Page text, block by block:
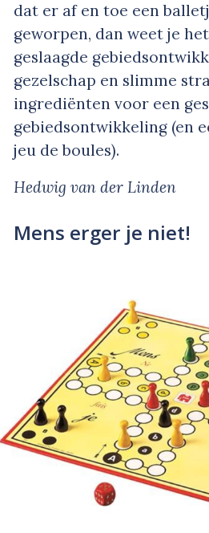
dat er af en toe een
geworpen, dan weet je
geslaagde
gezelschap en slimme
ingrediënten voor een
gebiedsontwikkeling (en
jeu de boules).
Hedwig van der Linden
Mens erger je niet!